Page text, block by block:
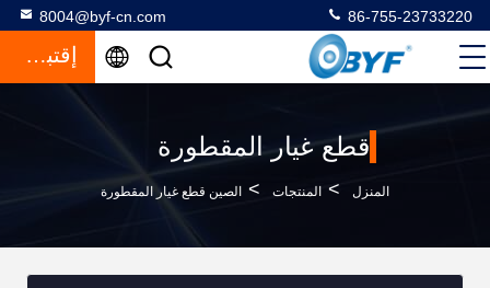
8004@byf-cn.com 86-755-23733220
إقتباس
قطع غيار المقطورة
المنزل > المنتجات > الصين قطع غيار المقطورة